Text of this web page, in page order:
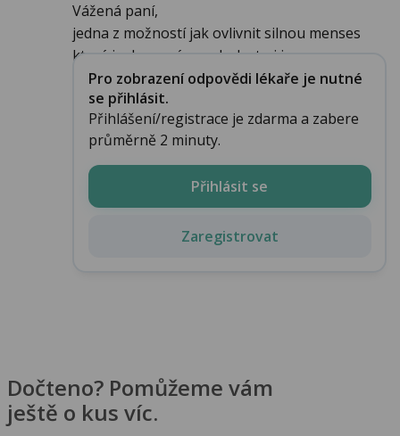
Vážená paní,
jedna z možností jak ovlivnit silnou menses
která je doprovázena bolestmi je n...
Pro zobrazení odpovědi lékaře je nutné
se přihlásit.
Přihlášení/registrace je zdarma a zabere
průměrně 2 minuty.
Přihlásit se
Zaregistrovat
Dočteno? Pomůžeme vám
ještě o kus víc.